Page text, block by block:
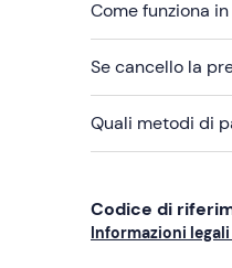
Come funziona
Se cancello la
Quali metodi di
Codice di
Informazioni